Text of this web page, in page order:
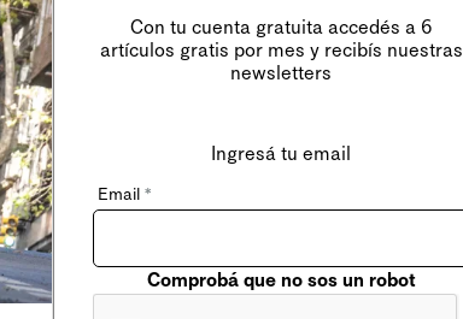
Con tu cuenta gratuita accedés a 6
artículos gratis por mes y recibís nuestras
newsletters
Ingresá tu email
Email *
Comprobá que no sos un robot